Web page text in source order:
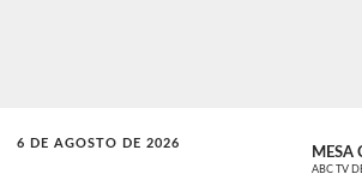
6 DE AGOSTO DE 2026
SOLO MÚSICA MESA
ABC TV